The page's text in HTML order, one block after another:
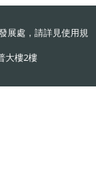
展處，請詳見使用規
大樓2樓